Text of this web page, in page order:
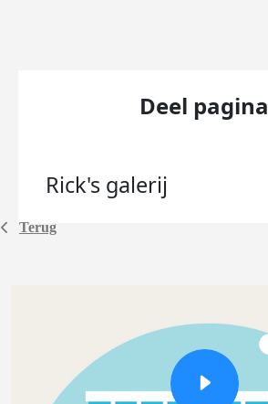
Terug
Deel pagina
Rick's galerij